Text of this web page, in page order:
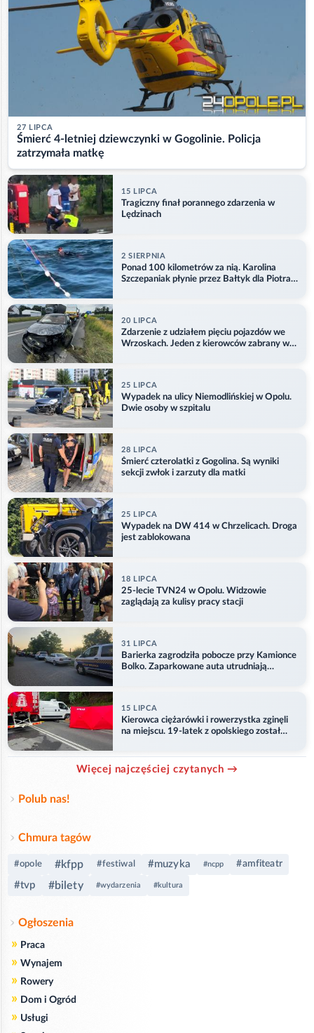
27 LIPCA
Śmierć 4-letniej dziewczynki w Gogolinie. Policja
zatrzymała matkę
15 LIPCA
Tragiczny finał porannego zdarzenia w
Lędzinach
2 SIERPNIA
Ponad 100 kilometrów za nią. Karolina
Szczepaniak płynie przez Bałtyk dla Piotra.
20 LIPCA
Zdarzenie z udziałem pięciu pojazdów we
Wrzoskach. Jeden z kierowców zabrany w
25 LIPCA
Wypadek na ulicy Niemodlińskiej w Opolu.
Dwie osoby w szpitalu
28 LIPCA
Śmierć czterolatki z Gogolina. Są wyniki
sekcji zwłok i zarzuty dla matki
25 LIPCA
Wypadek na DW 414 w Chrzelicach. Droga
jest zablokowana
18 LIPCA
25-lecie TVN24 w Opolu. Widzowie
zaglądają za kulisy pracy stacji
31 LIPCA
Barierka zagrodziła pobocze przy Kamionce
Bolko. Zaparkowane auta utrudniają
15 LIPCA
Kierowca ciężarówki i rowerzystka zginęli
na miejscu. 19-latek z opolskiego został
Więcej najczęściej czytanych →
Polub nas!
Chmura tagów
#opole #kfpp #festiwal #muzyka #ncpp #amfiteatr
#tvp #bilety #wydarzenia #kultura
Ogłoszenia
» Praca
» Wynajem
» Rowery
» Dom i Ogród
» Usługi